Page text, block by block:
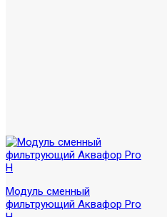
Модуль сменный
фильтрующий Аквафор Pro